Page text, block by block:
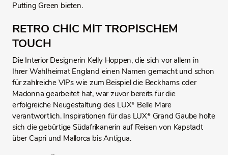
Putting Green bieten.
RETRO CHIC MIT TROPISCHEM
TOUCH
Die Interior Designerin Kelly Hoppen, die sich vor allem in
Ihrer Wahlheimat England einen Namen gemacht und schon
für zahlreiche VIPs wie zum Beispiel die Beckhams oder
Madonna gearbeitet hat, war zuvor bereits für die
erfolgreiche Neugestaltung des LUX* Belle Mare
verantwortlich. Inspirationen für das LUX* Grand Gaube holte
sich die gebürtige Südafrikanerin auf Reisen von Kapstadt
über Capri und Mallorca bis Antigua.